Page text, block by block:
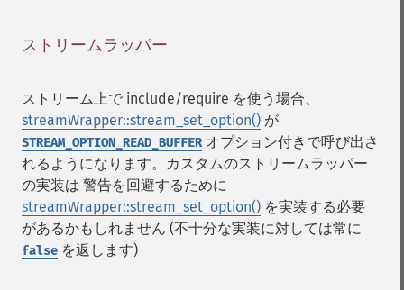
ストリームラッパー
ストリーム上で include/require を使う場合、
streamWrapper::stream_set_option() が
STREAM_OPTION_READ_BUFFERオプション付きで呼び出さ
れるようになります。カスタムのストリームラッパー
の実装は 警告を回避するために
streamWrapper::stream_set_option() を実装する必要
があるかもしれません (不十分な実装に対しては常に
false を返します)